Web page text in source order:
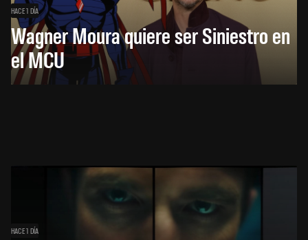
HACE 1 DÍA
Wagner Moura quiere ser Siniestro en
el MCU
HACE 1 DÍA